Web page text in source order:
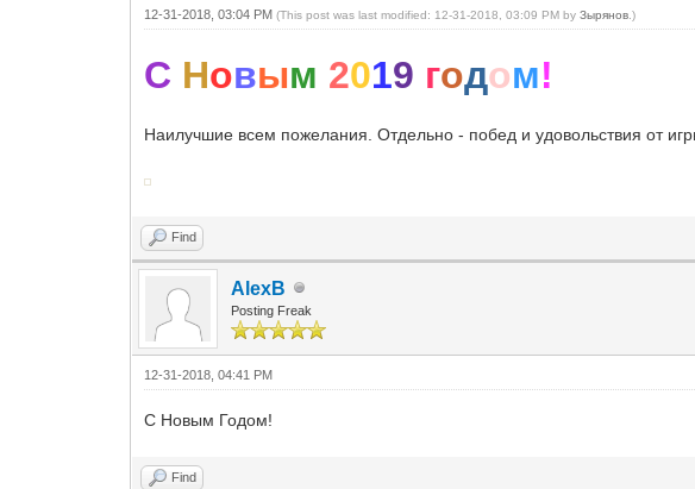
12-31-2018, 03:04 PM(This post was last modified: 12-31-2018, 03:09 PM byЗырянов .)
С Новым 2019 годом!
Наилучшие всем пожелания. Отдельно - побед и удовольствия от
Find
AlexB
Posting Freak
12-31-2018, 04:41 PM
C Новым Годом!
Find